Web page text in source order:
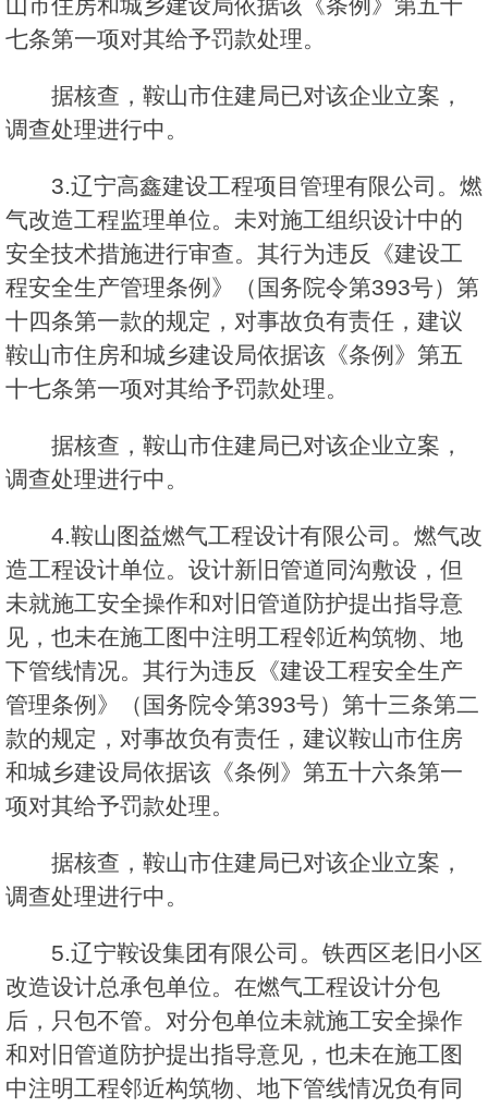
七条第一项对其给予罚款处理。
据核查，鞍山市住建局已对该企业立案，
调查处理进行中。
3.辽宁高鑫建设工程项目管理有限公司。燃
气改造工程监理单位。未对施工组织设计中的
安全技术措施进行审查。其行为违反《建设工
程安全生产管理条例》（国务院令第393号）第
十四条第一款的规定，对事故负有责任，建议
鞍山市住房和城乡建设局依据该《条例》第五
十七条第一项对其给予罚款处理。
据核查，鞍山市住建局已对该企业立案，
调查处理进行中。
4.鞍山图益燃气工程设计有限公司。燃气改
造工程设计单位。设计新旧管道同沟敷设，但
未就施工安全操作和对旧管道防护提出指导意
见，也未在施工图中注明工程邻近构筑物、地
下管线情况。其行为违反《建设工程安全生产
管理条例》（国务院令第393号）第十三条第二
款的规定，对事故负有责任，建议鞍山市住房
和城乡建设局依据该《条例》第五十六条第一
项对其给予罚款处理。
据核查，鞍山市住建局已对该企业立案，
调查处理进行中。
5.辽宁鞍设集团有限公司。铁西区老旧小区
改造设计总承包单位。在燃气工程设计分包
后，只包不管。对分包单位未就施工安全操作
和对旧管道防护提出指导意见，也未在施工图
中注明工程邻近构筑物、地下管线情况负有同